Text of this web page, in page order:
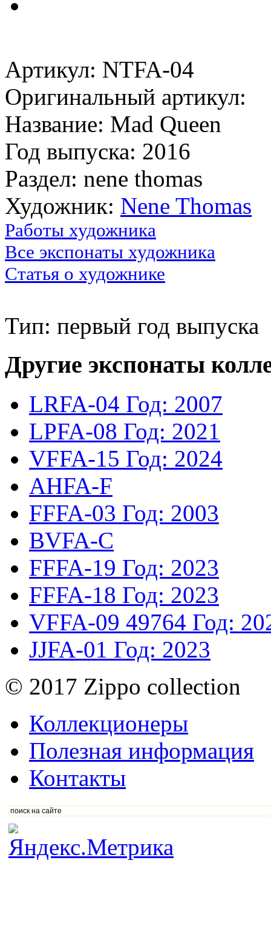
Артикул: NTFA-04
Оригинальный артикул:
Название: Mad Queen
Год выпуска: 2016
Раздел: nene thomas
Художник: Nene Thomas
Работы художника
Все экспонаты художника
Статья о художнике
Тип: первый год выпуска
Другие экспонаты
LRFA-04 Год: 2007
LPFA-08 Год: 2021
VFFA-15 Год: 2024
AHFA-F
FFFA-03 Год: 2003
BVFA-C
FFFA-19 Год: 2023
FFFA-18 Год: 2023
VFFA-09 49764 Год:
JJFA-01 Год: 2023
© 2017 Zippo collection
Коллекционеры
Полезная информация
Контакты